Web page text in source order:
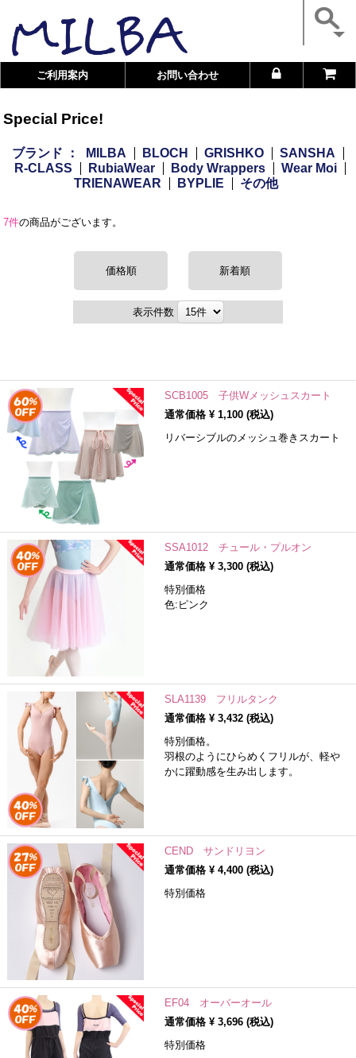
ご利用案内 お問い合わせ
Special Price!
ブランド ： MILBA BLOCH GRISHKO
SANSHA
R-CLASS
RubiaWear Body Wrappers
Wear Moi
TRIENAWEAR
BYPLIE その他
7件の商品がございます。
価格順 新着順
表示件数
SCB1005 子供Wメッシュスカート
通常価格 ¥ 1,100(税込)
リバーシブルのメッシュ巻きスカート
SSA1012 チュール・プルオン
通常価格 ¥ 3,300(税込)
特別価格
色:ピンク
SLA1139 フリルタンク
通常価格 ¥ 3,432(税込)
特別価格。
羽根のようにひらめくフリルが、軽や
かに躍動感を生み出します。
CEND サンドリヨン
通常価格 ¥ 4,400(税込)
特別価格
EF04 オーバーオール
通常価格 ¥ 3,696(税込)
特別価格